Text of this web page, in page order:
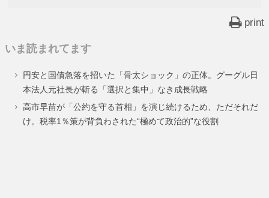
print
いま読まれてます
円安と国債急落を招いた「骨太ショック」の正体。グーグル日
本法人元社長が斬る「選択と集中」なき成長戦略
高市早苗が「公約を守る首相」を演じ続けるため、ただそれだ
け。税率1％策が背負わされた“極めて政治的”な役割